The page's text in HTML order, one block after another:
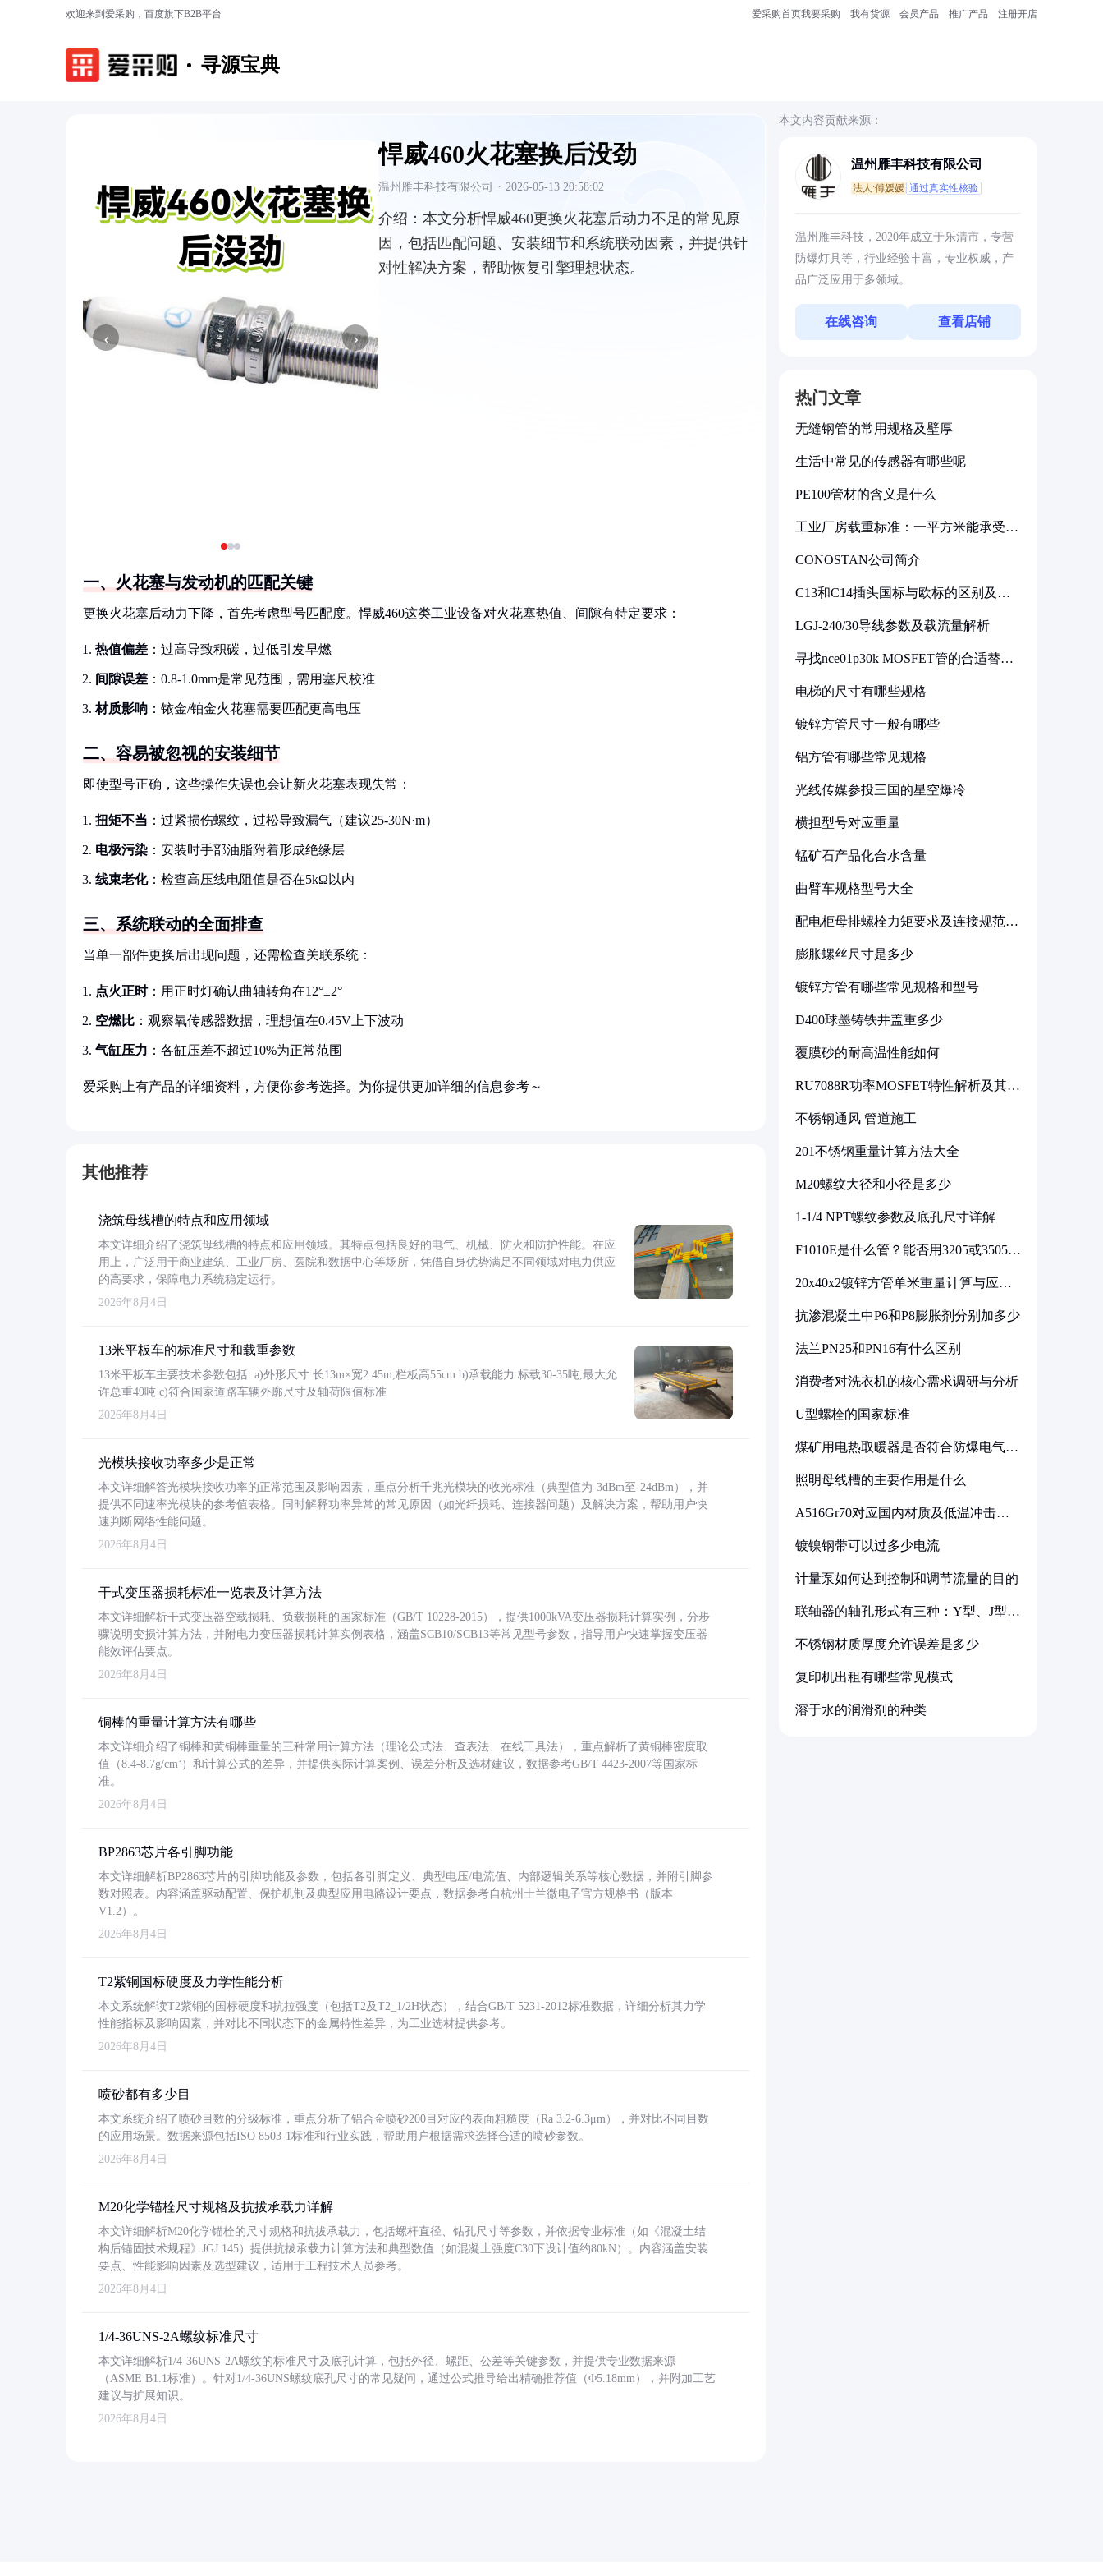
欢迎来到爱采购，百度旗下B2B平台 爱采购首页我要采购 我有货源 会员产品 推广产品 注册开店
寻源宝典
‹ ›
悍威460火花塞换后没劲
温州雁丰科技有限公司 · 2026-05-13 20:58:02
介绍： 本文分析悍威460更换火花塞后动力不足的常见原
因，包括匹配问题、安装细节和系统联动因素，并提供针
对性解决方案，帮助恢复引擎理想状态。
一、火花塞与发动机的匹配关键
更换火花塞后动力下降，首先考虑型号匹配度。悍威460这类工业设备对火花塞热值、间隙有特定要求：
热值偏差 ：过高导致积碳，过低引发早燃
间隙误差 ：0.8-1.0mm是常见范围，需用塞尺校准
材质影响 ：铱金/铂金火花塞需要匹配更高电压
二、容易被忽视的安装细节
即使型号正确，这些操作失误也会让新火花塞表现失常：
扭矩不当 ：过紧损伤螺纹，过松导致漏气（建议25-30N·m）
电极污染 ：安装时手部油脂附着形成绝缘层
线束老化：检查高压线电阻值是否在5kΩ以内
三、系统联动的全面排查
当单一部件更换后出现问题，还需检查关联系统：
点火正时：用正时灯确认曲轴转角在12°±2°
空燃比 ：观察氧传感器数据，理想值在0.45V上下波动
气缸压力 ：各缸压差不超过10%为正常范围
爱采购上有产品的详细资料，方便你参考选择。为你提供更加详细的信息参考～
其他推荐
浇筑母线槽的特点和应用领域
本文详细介绍了浇筑母线槽的特点和应用领域。其特点包括良好的电气、机械、防火和防护性能。在应
用上，广泛用于商业建筑、工业厂房、医院和数据中心等场所，凭借自身优势满足不同领域对电力供应
的高要求，保障电力系统稳定运行。
2026年8月4日
13米平板车的标准尺寸和载重参数
13米平板车主要技术参数包括: a)外形尺寸:长13m×宽2.45m,栏板高55cm b)承载能力:标载30-35吨,最大允
许总重49吨 c)符合国家道路车辆外廓尺寸及轴荷限值标准
2026年8月4日
光模块接收功率多少是正常
本文详细解答光模块接收功率的正常范围及影响因素，重点分析千兆光模块的收光标准（典型值为-3dBm至-24dBm），并
提供不同速率光模块的参考值表格。同时解释功率异常的常见原因（如光纤损耗、连接器问题）及解决方案，帮助用户快
速判断网络性能问题。
2026年8月4日
干式变压器损耗标准一览表及计算方法
本文详细解析干式变压器空载损耗、负载损耗的国家标准（GB/T 10228-2015），提供1000kVA变压器损耗计算实例，分步
骤说明变损计算方法，并附电力变压器损耗计算实例表格，涵盖SCB10/SCB13等常见型号参数，指导用户快速掌握变压器
能效评估要点。
2026年8月4日
铜棒的重量计算方法有哪些
本文详细介绍了铜棒和黄铜棒重量的三种常用计算方法（理论公式法、查表法、在线工具法），重点解析了黄铜棒密度取
值（8.4-8.7g/cm³）和计算公式的差异，并提供实际计算案例、误差分析及选材建议，数据参考GB/T 4423-2007等国家标
准。
2026年8月4日
BP2863芯片各引脚功能
本文详细解析BP2863芯片的引脚功能及参数，包括各引脚定义、典型电压/电流值、内部逻辑关系等核心数据，并附引脚参
数对照表。内容涵盖驱动配置、保护机制及典型应用电路设计要点，数据参考自杭州士兰微电子官方规格书（版本
V1.2）。
2026年8月4日
T2紫铜国标硬度及力学性能分析
本文系统解读T2紫铜的国标硬度和抗拉强度（包括T2及T2_1/2H状态），结合GB/T 5231-2012标准数据，详细分析其力学
性能指标及影响因素，并对比不同状态下的金属特性差异，为工业选材提供参考。
2026年8月4日
喷砂都有多少目
本文系统介绍了喷砂目数的分级标准，重点分析了铝合金喷砂200目对应的表面粗糙度（Ra 3.2-6.3μm），并对比不同目数
的应用场景。数据来源包括ISO 8503-1标准和行业实践，帮助用户根据需求选择合适的喷砂参数。
2026年8月4日
M20化学锚栓尺寸规格及抗拔承载力详解
本文详细解析M20化学锚栓的尺寸规格和抗拔承载力，包括螺杆直径、钻孔尺寸等参数，并依据专业标准（如《混凝土结
构后锚固技术规程》JGJ 145）提供抗拔承载力计算方法和典型数值（如混凝土强度C30下设计值约80kN）。内容涵盖安装
要点、性能影响因素及选型建议，适用于工程技术人员参考。
2026年8月4日
1/4-36UNS-2A螺纹标准尺寸
本文详细解析1/4-36UNS-2A螺纹的标准尺寸及底孔计算，包括外径、螺距、公差等关键参数，并提供专业数据来源
（ASME B1.1标准）。针对1/4-36UNS螺纹底孔尺寸的常见疑问，通过公式推导给出精确推荐值（Φ5.18mm），并附加工艺
建议与扩展知识。
2026年8月4日
本文内容贡献来源：
温州雁丰科技有限公司
法人:傅媛媛 通过真实性核验
温州雁丰科技，2020年成立于乐清市，专营
防爆灯具等，行业经验丰富，专业权威，产
品广泛应用于多领域。
在线咨询 查看店铺
热门文章
无缝钢管的常用规格及壁厚
生活中常见的传感器有哪些呢
PE100管材的含义是什么
工业厂房载重标准：一平方米能承受多
CONOSTAN公司简介
C13和C14插头国标与欧标的区别及其
LGJ-240/30导线参数及载流量解析
寻找nce01p30k MOSFET管的合适替代
电梯的尺寸有哪些规格
镀锌方管尺寸一般有哪些
铝方管有哪些常见规格
光线传媒参投三国的星空爆冷
横担型号对应重量
锰矿石产品化合水含量
曲臂车规格型号大全
配电柜母排螺栓力矩要求及连接规范详
膨胀螺丝尺寸是多少
镀锌方管有哪些常见规格和型号
D400球墨铸铁井盖重多少
覆膜砂的耐高温性能如何
RU7088R功率MOSFET特性解析及其在
不锈钢通风 管道施工
201不锈钢重量计算方法大全
M20螺纹大径和小径是多少
1-1/4 NPT螺纹参数及底孔尺寸详解
F1010E是什么管？能否用3205或3505代
20x40x2镀锌方管单米重量计算与应用
抗渗混凝土中P6和P8膨胀剂分别加多少
法兰PN25和PN16有什么区别
消费者对洗衣机的核心需求调研与分析
U型螺栓的国家标准
煤矿用电热取暖器是否符合防爆电气设
照明母线槽的主要作用是什么
A516Gr70对应国内材质及低温冲击要
镀镍钢带可以过多少电流
计量泵如何达到控制和调节流量的目的
联轴器的轴孔形式有三种：Y型、J型、
不锈钢材质厚度允许误差是多少
复印机出租有哪些常见模式
溶于水的润滑剂的种类